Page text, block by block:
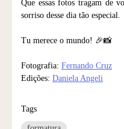
Que essas fotos tragam de
sorriso desse dia tão especial.
Tu merece o mundo! 🎉📸
Fotografia: Fernando Cruz
Edições: Daniela Angeli
Tags